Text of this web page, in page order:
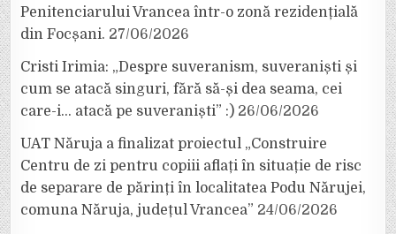
Penitenciarului Vrancea într-o zonă rezidențială
din Focșani. 27/06/2026
Cristi Irimia: „Despre suveranism, suveraniști și
cum se atacă singuri, fără să-și dea seama, cei
care-i… atacă pe suveraniști” :) 26/06/2026
UAT Năruja a finalizat proiectul „Construire
Centru de zi pentru copiii aflați în situație de risc
de separare de părinți în localitatea Podu Nărujei,
comuna Năruja, județul Vrancea” 24/06/2026